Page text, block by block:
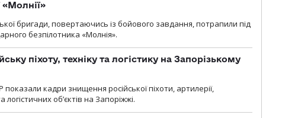
«Молнії»
бригади, повертаючись із бойового завдання, потрапили під
безпілотника «Молнія».
піхоту, техніку та логістику на Запорізькому
кадри знищення російської піхоти, артилерії,
об’єктів на Запоріжжі.